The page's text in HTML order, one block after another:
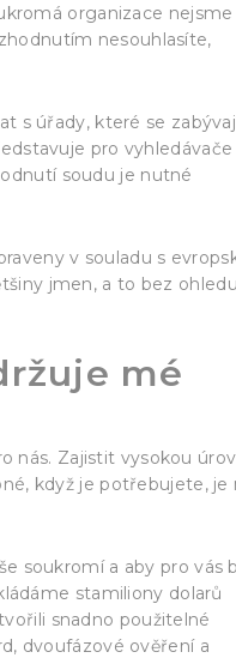
organizace nejsme
nesouhlasíte,
s úřady, které se
pro vyhledávače
soudu je nutné
v souladu s
jmen, a to bez
mé
nás. Zajistit vysokou
když je potřebujete, je
soukromí a aby pro vás
stamiliony dolarů
snadno použitelné
dvoufázové ověření a